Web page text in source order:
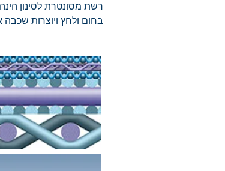
בחום ולחץ ויוצרות שכבה אחת בעובי 1.5-3 מ"מ בעלת